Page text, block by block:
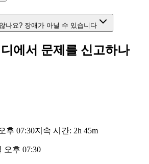
나요? 장애가 아닐 수 있습니다
에서 문제를 신고하나
후 07:30지속 시간: 2h 45m
오후 07:30